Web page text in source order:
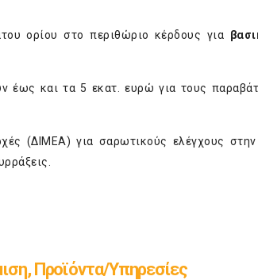
ορίου στο περιθώριο κέρδους για
έως και τα 5 εκατ. ευρώ για τους
(ΔΙΜΕΑ) για σαρωτικούς ελέγχους
Προϊόντα/Υπηρεσίες